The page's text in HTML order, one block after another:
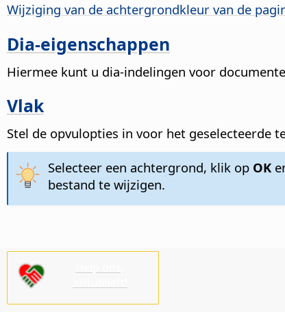
Wijziging van de achtergrondkleur van de
Dia-eigenschappen
Hiermee kunt u dia-indelingen voor
Vlak
Stel de opvulopties in voor het geselecteerde
Selecteer een achtergrond, klik op OK
bestand te wijzigen.